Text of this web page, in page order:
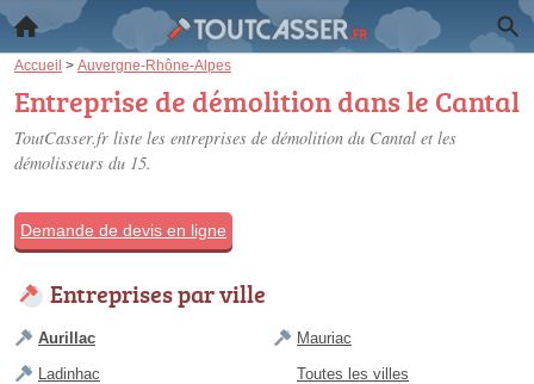
Accueil > Auvergne-Rhône-Alpes
Entreprise de démolition dans le Cantal
ToutCasser.fr liste les entreprises de démolition du Cantal et les
démolisseurs du 15.
Demande de devis en ligne
Entreprises par ville
Aurillac
Ladinhac
Mauriac
Toutes les villes